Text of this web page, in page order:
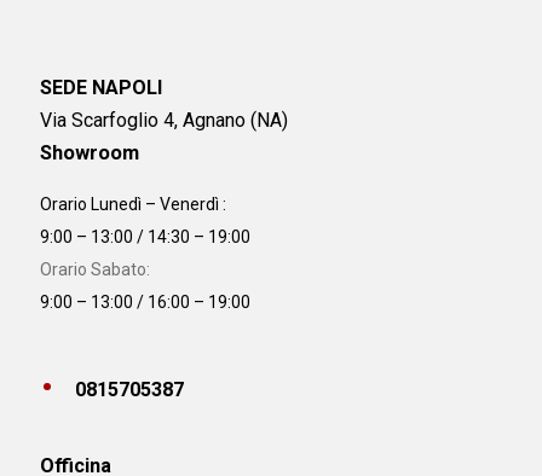
SEDE NAPOLI
Via Scarfoglio 4, Agnano (NA)
Showroom
Orario Lunedì – Venerdì :
9:00 – 13:00 / 14:30 – 19:00
Orario Sabato:
9:00 – 13:00 / 16:00 – 19:00
0815705387
Officina